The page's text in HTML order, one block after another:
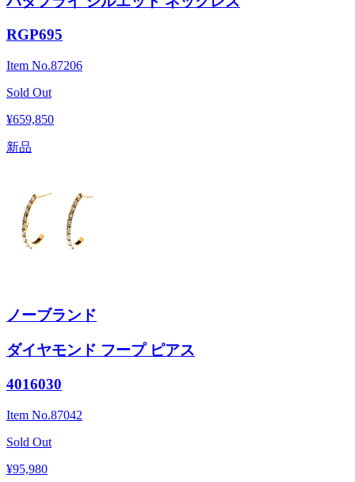
RGP695
Item No.87206
Sold Out
¥659,850
新品
ノーブランド
ダイヤモンド フープ ピアス
4016030
Item No.87042
Sold Out
¥95,980